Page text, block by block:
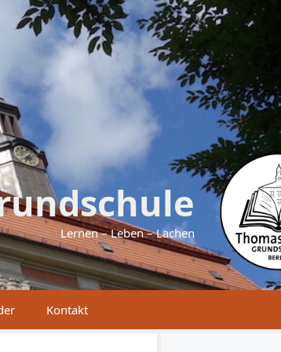
Lernen – Leben – Lachen
Kontakt